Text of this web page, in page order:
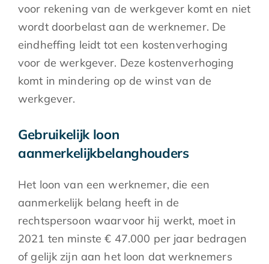
voor rekening van de werkgever komt en niet
wordt doorbelast aan de werknemer. De
eindheffing leidt tot een kostenverhoging
voor de werkgever. Deze kostenverhoging
komt in mindering op de winst van de
werkgever.
Gebruikelijk loon
aanmerkelijkbelanghouders
Het loon van een werknemer, die een
aanmerkelijk belang heeft in de
rechtspersoon waarvoor hij werkt, moet in
2021 ten minste € 47.000 per jaar bedragen
of gelijk zijn aan het loon dat werknemers